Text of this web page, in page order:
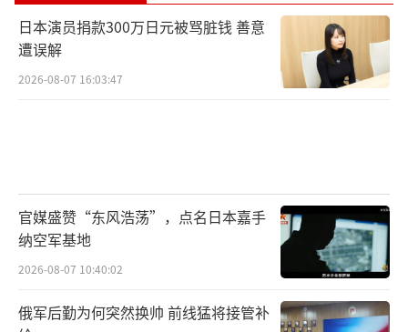
日本演员捐款300万日元被骂脏钱 善意
遭误解
2026-08-07 16:03:47
官媒盛赞“东风浩荡”，点名日本嘉手
纳空军基地
2026-08-07 10:40:02
俄军后勤为何突然换帅 前线猛将接管补